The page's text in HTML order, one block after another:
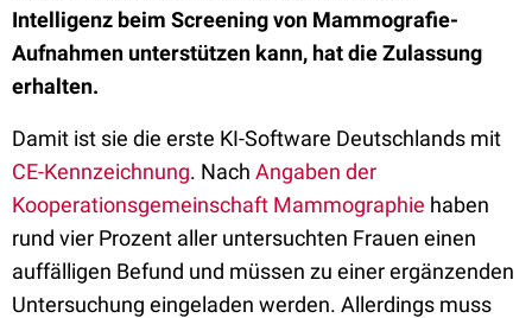
Intelligenz beim Screening von Mammografie-
Aufnahmen unterstützen kann, hat die Zulassung
erhalten.
Damit ist sie die erste KI-Software Deutschlands mit
CE-Kennzeichnung. Nach Angaben der
Kooperationsgemeinschaft Mammographie haben
rund vier Prozent aller untersuchten Frauen einen
auffälligen Befund und müssen zu einer ergänzenden
Untersuchung eingeladen werden. Allerdings muss